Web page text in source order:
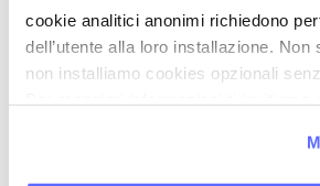
cookie analitici anonimi richiedono
dell’utente alla loro installazione. Non
non installiamo cookies opzionali
Introspezione - Invecchiamento - Invidia
Iperalgesia -Iperandrogenismo
Iperomocisteinemia -Iperperistalsi
Iperplasia endometriale -Ipertensione -